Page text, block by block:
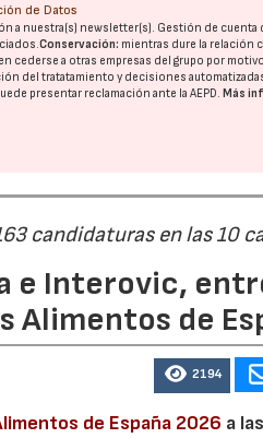
de Datos
a nuestra(s) newsletter(s). Gestión de cuenta
Conservación: mientras dure la relación
cederse a otras empresas del grupo por
del tratatamiento y decisiones
presentar reclamación ante laAEPD.Más
candidaturas en las 10
e Interovic,
Alimentos de
2194
de España 2026 a